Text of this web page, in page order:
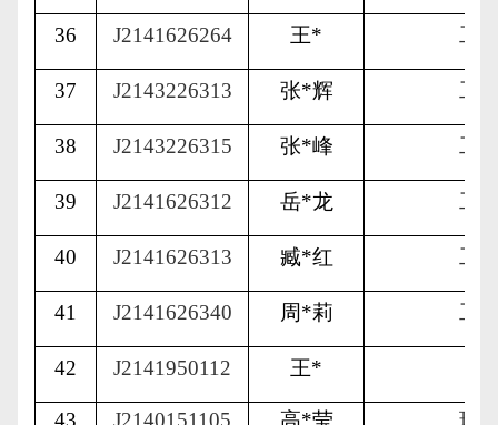
36 J2141626264 王* 工
37 J2143226313 张*辉 工
38 J2143226315 张*峰 工
39 J2141626312 岳*龙 工
40 J2141626313 臧*红 工
41 J2141626340 周*莉 工
42 J2141950112 王*
43 J2140151105 高*莹 环